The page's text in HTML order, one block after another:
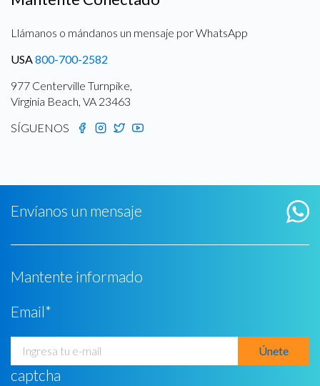
Llámanos o mándanos un mensaje por WhatsApp
USA800-700-2582
977 Centerville Turnpike,
Virginia Beach, VA 23463
SÍGUENOS
Envíanos un mensaje
Mantente informado
Email*
captcha